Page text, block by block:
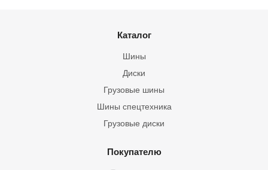
Каталог
Шины
Грузовые шины
Шины спецтехника
Диски
Грузовые диски
Покупателю